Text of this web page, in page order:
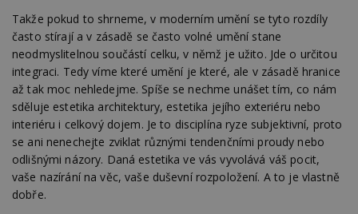
Takže pokud to shrneme, v moderním umění se tyto rozdíly
často stírají a v zásadě se často volné umění stane
neodmyslitelnou součástí celku, v němž je užito. Jde o určitou
integraci. Tedy víme které umění je které, ale v zásadě hranice
až tak moc nehledejme. Spíše se nechme unášet tím, co nám
sděluje estetika architektury, estetika jejího exteriéru nebo
interiéru i celkový dojem. Je to disciplína ryze subjektivní, proto
se ani nenechejte zviklat různými tendenčními proudy nebo
odlišnými názory. Daná estetika ve vás vyvolává váš pocit,
vaše nazírání na věc, vaše duševní rozpoložení. A to je vlastně
dobře.